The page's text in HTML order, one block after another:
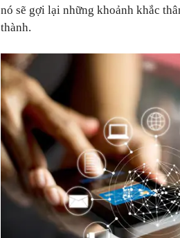
nó sẽ gợi lại những khoảnh khắc
thành.